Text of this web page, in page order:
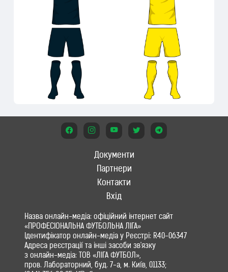
Документи
Партнери
Контакти
Вхід
Назва онлайн-медіа: офіційний інтернет сайт
«ПРОФЕСІОНАЛЬНА ФУТБОЛЬНА ЛІГА»
Ідентифікатор онлайн-медіа у Реєстрі: R40-06347
Адреса реєстрації та інші засоби зв'язку
з онлайн-медіа: ТОВ «ЛІГА ФУТБОЛ»,
пров. Лабораторний, буд. 7-а, м. Київ, 01133;